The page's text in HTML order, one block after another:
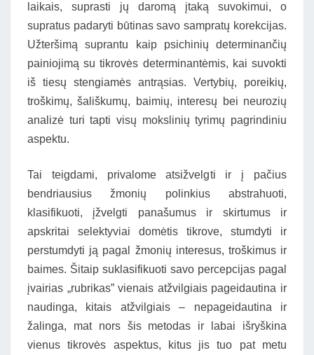
laikais, suprasti jų daromą įtaką suvokimui, o
supratus padaryti būtinas savo sampratų korekcijas.
Užteršimą suprantu kaip psichinių determinančių
painiojimą su tikrovės determinantėmis, kai suvokti
iš tiesų stengiamės antrąsias. Vertybių, poreikių,
troškimų, šališkumų, baimių, interesų bei neurozių
analizė turi tapti visų mokslinių tyrimų pagrindiniu
aspektu.
Tai teigdami, privalome atsižvelgti ir į pačius
bendriausius žmonių polinkius abstrahuoti,
klasifikuoti, įžvelgti panašumus ir skirtumus ir
apskritai selektyviai domėtis tikrove, stumdyti ir
perstumdyti ją pagal žmonių interesus, troškimus ir
baimes. Šitaip suklasifikuoti savo percepcijas pagal
įvairias „rubrikas” vienais atžvilgiais pageidautina ir
naudinga, kitais atžvilgiais – nepageidautina ir
žalinga, mat nors šis metodas ir labai išryškina
vienus tikrovės aspektus, kitus jis tuo pat metu